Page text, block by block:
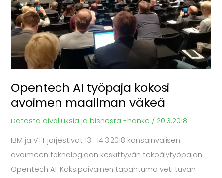
Opentech AI työpaja kokosi
avoimen maailman väkeä
Datasta oivalluksia ja bisnestä -hanke / 20.3.2018
IBM ja VTT järjestivät 13.-14.3.2018 kansainvälisen
avoimeen teknologiaan keskittyvän tekoälytyöpajan
Opentech AI. Kaksipäiväinen tapahtuma veti tuvan
väkeä